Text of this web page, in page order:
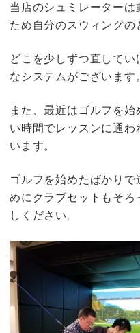
当店のシュミレーター
ため自分のスウィングの
どこを少しずつ直してい
なシステムがございます
また、最近はゴルフを
い時間でレッスンに通
います。
ゴルフを始めたばかり
めにクラブセットもそろ
しください。